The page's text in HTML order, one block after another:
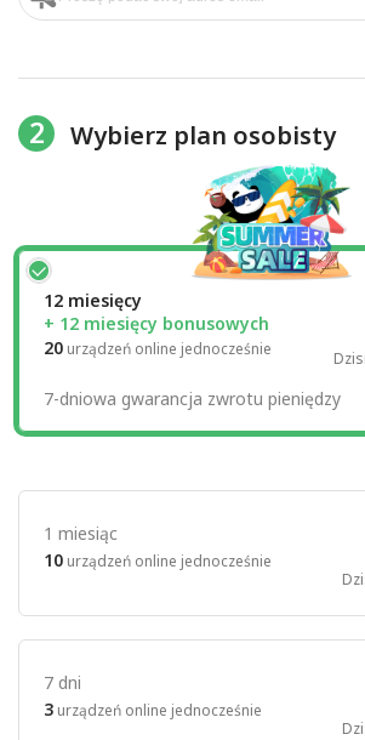
2 Wybierz plan osobisty
12 miesięcy
+ 12 miesięcy bonusowych
20 urządzeń online jednocześnie
7-dniowa gwarancja zwrotu pieniędzy
1 miesiąc
10 urządzeń online jednocześnie
7 dni
3 urządzeń online jednocześnie